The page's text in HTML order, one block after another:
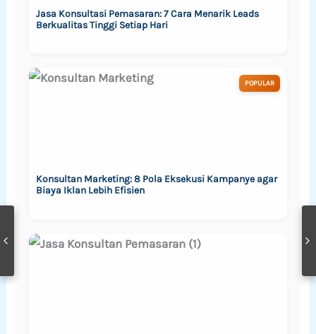
Jasa Konsultasi Pemasaran: 7 Cara Menarik Leads
Berkualitas Tinggi Setiap Hari
POPULAR
Konsultan Marketing: 8 Pola Eksekusi Kampanye agar
Biaya Iklan Lebih Efisien